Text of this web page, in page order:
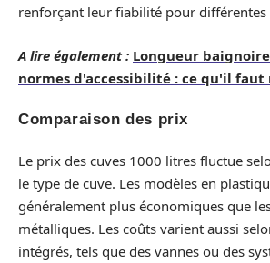
renforçant leur fiabilité pour
A lire également : Longueur
normes d'accessibilité : ce qu'il faut
Comparaison des prix
Le prix des cuves 1000 litres fluctue
le type de cuve. Les modèles en
généralement plus économiques que
métalliques. Les coûts varient aussi
intégrés, tels que des vannes ou des